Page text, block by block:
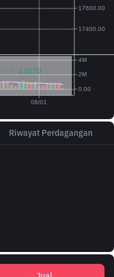
Riwayat Perdagangan
2.007B